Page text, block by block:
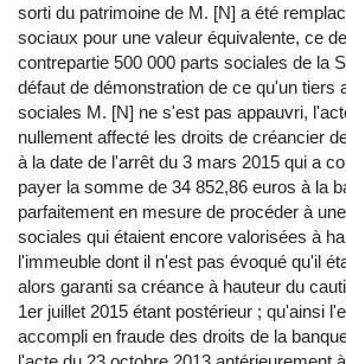
sorti du patrimoine de M. [N] a été
sociaux pour une valeur équivalente, ce
contrepartie 500 000 parts sociales de la
défaut de démonstration de ce qu'un tiers
sociales M. [N] ne s'est pas appauvri,
nullement affecté les droits de créancier
à la date de l'arrêt du 3 mars 2015 qui a
payer la somme de 34 852,86 euros à la
parfaitement en mesure de procéder à
sociales qui étaient encore valorisées à
l'immeuble dont il n'est pas évoqué qu'il
alors garanti sa créance à hauteur du
1er juillet 2015 étant postérieur ; qu'ainsi
accompli en fraude des droits de la